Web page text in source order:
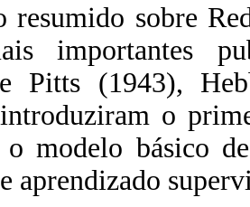
resumido sobre
importantes
Pitts (1943),
o
o modelo básico
aprendizado